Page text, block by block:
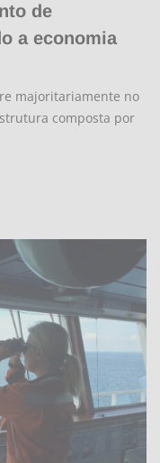
de
a economia
majoritariamente no
composta por